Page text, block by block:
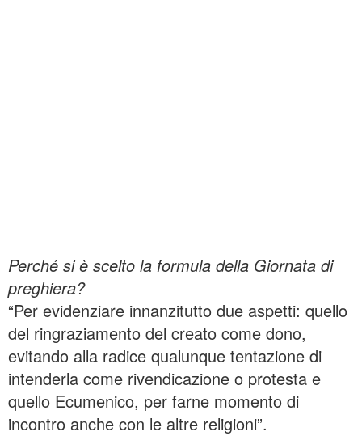
Perché si è scelto la formula della Giornata di
preghiera?
“Per evidenziare innanzitutto due aspetti: quello
del ringraziamento del creato come dono,
evitando alla radice qualunque tentazione di
intenderla come rivendicazione o protesta e
quello Ecumenico, per farne momento di
incontro anche con le altre religioni”.